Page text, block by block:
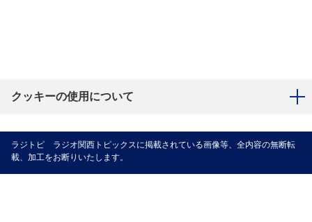
クッキーの使用について
ラジトピ ラジオ関西トピックスに掲載されている画像等、全内容の無断転
載、加工をお断りいたします。